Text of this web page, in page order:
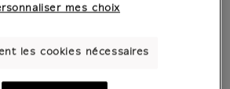
mes choix
les cookies nécessaires